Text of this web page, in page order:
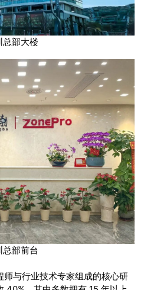
总部大楼
总部前台
与行业技术专家组成的核心研